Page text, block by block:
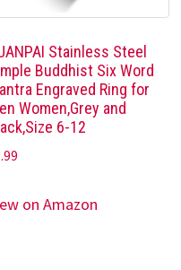
Stainless Steel
Buddhist Six Word
Engraved Ring for
Women,Grey and
6-12
on Amazon